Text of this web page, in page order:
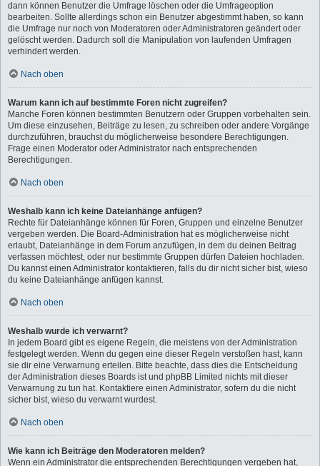
dann können Benutzer die Umfrage löschen oder die Umfrageoption
bearbeiten. Sollte allerdings schon ein Benutzer abgestimmt haben, so kann
die Umfrage nur noch von Moderatoren oder Administratoren geändert oder
gelöscht werden. Dadurch soll die Manipulation von laufenden Umfragen
verhindert werden.
Nach oben
Warum kann ich auf bestimmte Foren nicht zugreifen?
Manche Foren können bestimmten Benutzern oder Gruppen vorbehalten sein.
Um diese einzusehen, Beiträge zu lesen, zu schreiben oder andere Vorgänge
durchzuführen, brauchst du möglicherweise besondere Berechtigungen.
Frage einen Moderator oder Administrator nach entsprechenden
Berechtigungen.
Nach oben
Weshalb kann ich keine Dateianhänge anfügen?
Rechte für Dateianhänge können für Foren, Gruppen und einzelne Benutzer
vergeben werden. Die Board-Administration hat es möglicherweise nicht
erlaubt, Dateianhänge in dem Forum anzufügen, in dem du deinen Beitrag
verfassen möchtest, oder nur bestimmte Gruppen dürfen Dateien hochladen.
Du kannst einen Administrator kontaktieren, falls du dir nicht sicher bist, wieso
du keine Dateianhänge anfügen kannst.
Nach oben
Weshalb wurde ich verwarnt?
In jedem Board gibt es eigene Regeln, die meistens von der Administration
festgelegt werden. Wenn du gegen eine dieser Regeln verstoßen hast, kann
sie dir eine Verwarnung erteilen. Bitte beachte, dass dies die Entscheidung
der Administration dieses Boards ist und phpBB Limited nichts mit dieser
Verwarnung zu tun hat. Kontaktiere einen Administrator, sofern du die nicht
sicher bist, wieso du verwarnt wurdest.
Nach oben
Wie kann ich Beiträge den Moderatoren melden?
Wenn ein Administrator die entsprechenden Berechtigungen vergeben hat,